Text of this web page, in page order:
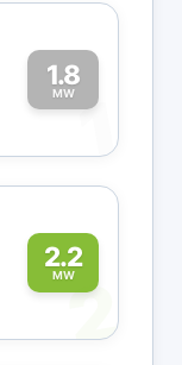
1.8
MW1
2.2
MW2